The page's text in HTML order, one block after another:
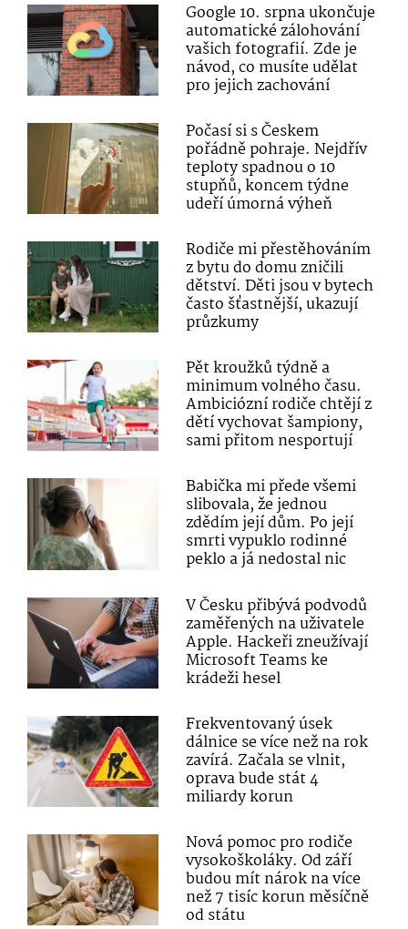
Google 10. srpna ukončuje
automatické zálohování
vašich fotografií. Zde je
návod, co musíte udělat
pro jejich zachování
Počasí si s Českem
pořádně pohraje. Nejdřív
teploty spadnou o 10
stupňů, koncem týdne
udeří úmorná výheň
Rodiče mi přestěhováním
z bytu do domu zničili
dětství. Děti jsou v bytech
často šťastnější, ukazují
průzkumy
Pět kroužků týdně a
minimum volného času.
Ambiciózní rodiče chtějí z
dětí vychovat šampiony,
sami přitom nesportují
Babička mi přede všemi
slibovala, že jednou
zdědím její dům. Po její
smrti vypuklo rodinné
peklo a já nedostal nic
V Česku přibývá podvodů
zaměřených na uživatele
Apple. Hackeři zneužívají
Microsoft Teams ke
krádeži hesel
Frekventovaný úsek
dálnice se více než na rok
zavírá. Začala se vlnit,
oprava bude stát 4
miliardy korun
Nová pomoc pro rodiče
vysokoškoláky. Od září
budou mít nárok na více
než 7 tisíc korun měsíčně
od státu